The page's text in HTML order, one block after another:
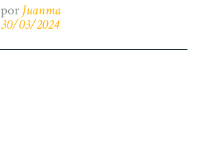
80. Fueron también una película, «La tribu de
los Aurones» y fue también un disco con su
por Josep Roig). Sobre tal disco hemos creado
porJuanma
30/03/2024